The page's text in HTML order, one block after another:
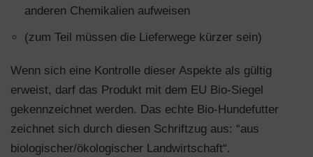
anderen Chemikalien aufweisen
(zum Teil müssen die Lieferwege kürzer sein)
Wenn sich eine Kontrolle dieser Aspekte als gültig
erweist, darf das Produkt mit dem EU Bio-Siegel
gekennzeichnet werden. Das echte Bio-Hundefutter
zeichnet sich durch diesen Schriftzug aus: “aus
biologischer/ökologischer Landwirtschaft“.